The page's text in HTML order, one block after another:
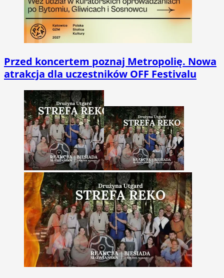
Przed koncertem poznaj Metropolię. Nowa
atrakcja dla uczestników OFF Festivalu